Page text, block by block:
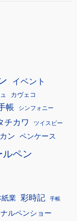
イベント
カヴェコ
帳 シンフォニー
チカワ ツイスビー
ン ペンケース
ルペン
紙業 彩時記 手帳
ルペンショー